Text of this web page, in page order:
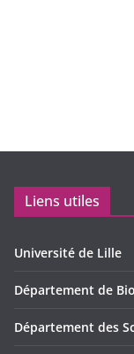
Liens utiles
Université de Lille
Département de
Département des